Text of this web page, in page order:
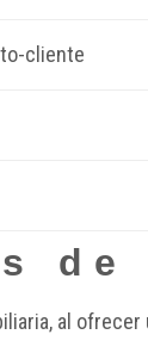
cliente
al